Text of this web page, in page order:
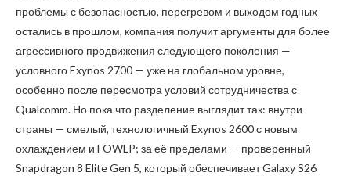
проблемы с безопасностью, перегревом и выходом годных
остались в прошлом, компания получит аргументы для более
агрессивного продвижения следующего поколения —
условного Exynos 2700 — уже на глобальном уровне,
особенно после пересмотра условий сотрудничества с
Qualcomm. Но пока что разделение выглядит так: внутри
страны — смелый, технологичный Exynos 2600 с новым
охлаждением и FOWLP; за её пределами — проверенный
Snapdragon 8 Elite Gen 5, который обеспечивает Galaxy S26